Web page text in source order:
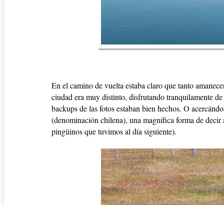
En el camino de vuelta estaba claro que tanto
ciudad era muy distinto, disfrutando tranquilamente
backups de las fotos estaban bien hechos. O
(denominación chilena), una magnífica forma de
pingüinos que tuvimos al día siguiente).